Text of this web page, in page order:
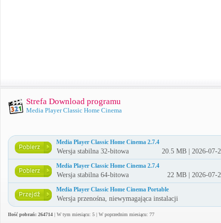
Strefa Download programu
Media Player Classic Home Cinema
Media Player Classic Home Cinema 2.7.4
Wersja stabilna 32-bitowa 20.5 MB | 2026-07-
Media Player Classic Home Cinema 2.7.4
Wersja stabilna 64-bitowa 22 MB | 2026-07-
Media Player Classic Home Cinema Portable
Wersja przenośna, niewymagająca instalacji
Ilość pobrań: 264714 | W tym miesiącu: 5 | W poprzednim miesiącu: 77